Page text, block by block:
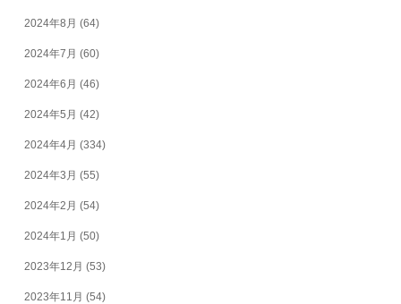
2024年8月 (64)
2024年7月 (60)
2024年6月 (46)
2024年5月 (42)
2024年4月 (334)
2024年3月 (55)
2024年2月 (54)
2024年1月 (50)
2023年12月 (53)
2023年11月 (54)